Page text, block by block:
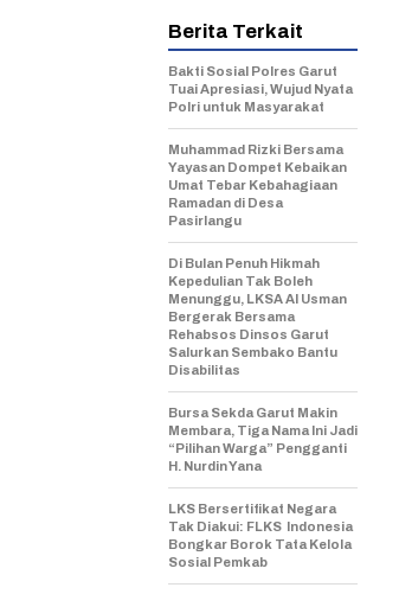
Berita Terkait
Bakti Sosial Polres Garut
Tuai Apresiasi, Wujud Nyata
Polri untuk Masyarakat
Muhammad Rizki Bersama
Yayasan Dompet Kebaikan
Umat Tebar Kebahagiaan
Ramadan di Desa
Pasirlangu
Di Bulan Penuh Hikmah
Kepedulian Tak Boleh
Menunggu, LKSA Al Usman
Bergerak Bersama
Rehabsos Dinsos Garut
Salurkan Sembako Bantu
Disabilitas
Bursa Sekda Garut Makin
Membara, Tiga Nama Ini Jadi
“Pilihan Warga” Pengganti
H. Nurdin Yana
LKS Bersertifikat Negara
Tak Diakui: FLKS Indonesia
Bongkar Borok Tata Kelola
Sosial Pemkab